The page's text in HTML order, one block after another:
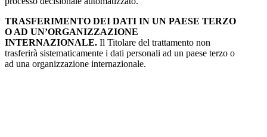
TRASFERIMENTO DEI DATI IN UN PAESE TERZO
O AD UN’ORGANIZZAZIONE
INTERNAZIONALE. Il Titolare del trattamento non
trasferirà sistematicamente i dati personali ad un paese terzo o
ad una organizzazione internazionale.